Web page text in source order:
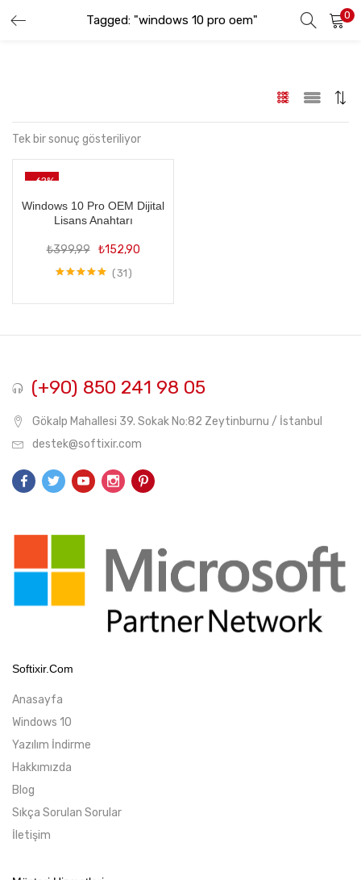
Tagged: "windows 10 pro oem" 0
GIRIŞ YAP KAYIT OL
Tek bir sonuç gösteriliyor
-62%
Windows 10 Pro OEM Dijital
Lisans Anahtarı
₺399,99 Orijinal
fiyat:
₺399,99.
₺152,90Şu
andaki
₺152,90.
31
(+90) 850 241 98 05
Gökalp Mahallesi 39. Sokak No:82 Zeytinburnu / İstanbul
destek@softixir.com
Softixir.com
Anasayfa
Windows 10
Yazılım İndirme
Hakkımızda
Blog
Sıkça Sorulan Sorular
İletişim